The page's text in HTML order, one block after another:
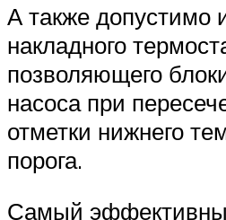
А также допустимо
накладного
позволяющего
насоса при
отметки нижнего
порога.
Самый